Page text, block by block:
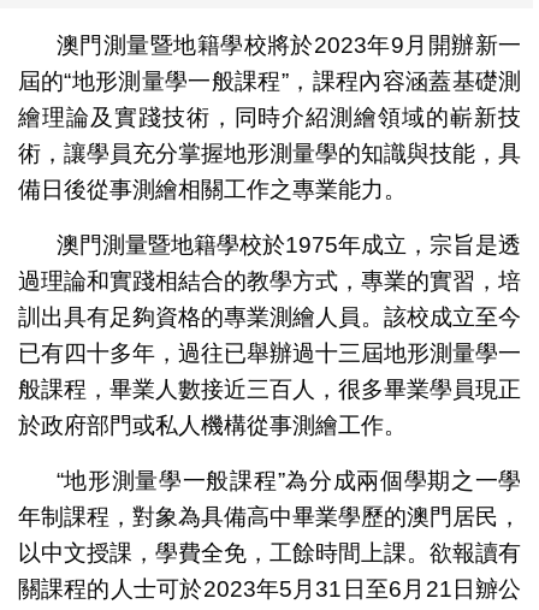
澳門測量暨地籍學校將於2023年9月開辦新一
屆的“地形測量學一般課程”，課程內容涵蓋基礎測
繪理論及實踐技術，同時介紹測繪領域的嶄新技
術，讓學員充分掌握地形測量學的知識與技能，具
備日後從事測繪相關工作之專業能力。
澳門測量暨地籍學校於1975年成立，宗旨是透
過理論和實踐相結合的教學方式，專業的實習，培
訓出具有足夠資格的專業測繪人員。該校成立至今
已有四十多年，過往已舉辦過十三屆地形測量學一
般課程，畢業人數接近三百人，很多畢業學員現正
於政府部門或私人機構從事測繪工作。
“地形測量學一般課程”為分成兩個學期之一學
年制課程，對象為具備高中畢業學歷的澳門居民，
以中文授課，學費全免，工餘時間上課。欲報讀有
關課程的人士可於2023年5月31日至6月21日辧公